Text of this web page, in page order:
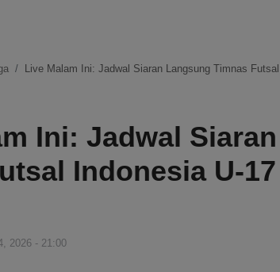
Live Malam Ini: Jadwal Siaran Langsung Timnas
Ini: Jadwal
Indonesia U-
2026 - 21:00